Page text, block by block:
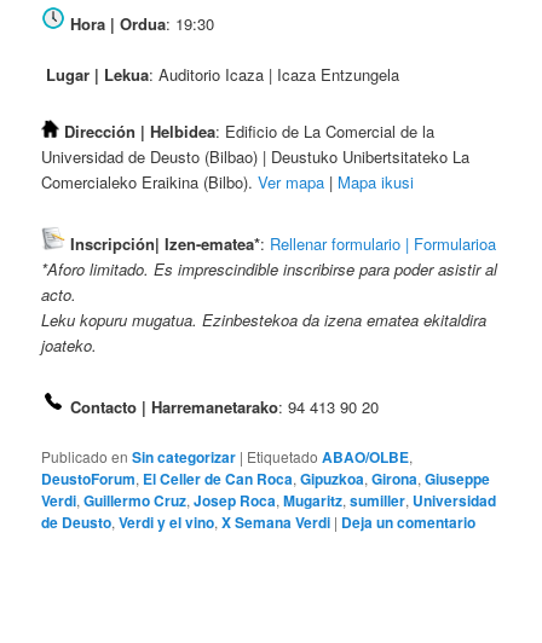
Hora | Ordua: 19:30
Lugar | Lekua: Auditorio Icaza | Icaza Entzungela
Dirección | Helbidea: Edificio de La Comercial de la
Universidad de Deusto (Bilbao) | Deustuko Unibertsitateko La
Comercialeko Eraikina (Bilbo).Ver mapa | Mapa ikusi
Inscripción| Izen-ematea*: Rellenar formulario | Formularioa
*Aforo limitado. Es imprescindible inscribirse para poder asistir al
acto.
Leku kopuru mugatua. Ezinbestekoa da izena ematea ekitaldira
joateko.
Contacto | Harremanetarako: 94 413 90 20
Publicado en Sin categorizar | Etiquetado ABAO/OLBE,
DeustoForum, El Celler de Can Roca,Gipuzkoa,Girona,Giuseppe
Verdi,Guillermo Cruz,Josep Roca,Mugaritz,sumiller, Universidad
de Deusto,Verdi y el vino,X Semana Verdi | Deja un comentario